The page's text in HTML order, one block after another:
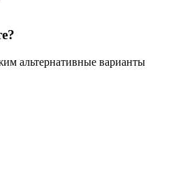
альтернативные варианты